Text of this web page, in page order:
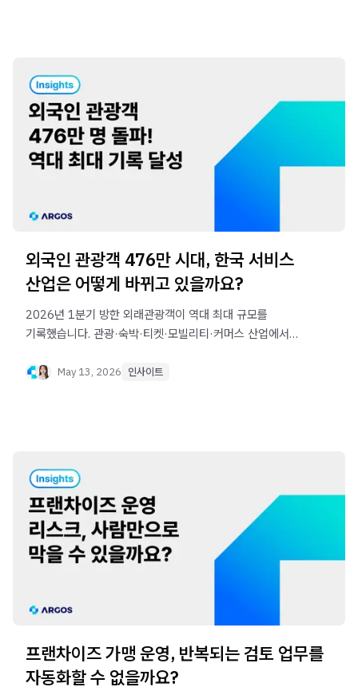
외국인 관광객 476만 시대, 한국 서비스
산업은 어떻게 바뀌고 있을까요?
2026년 1분기 방한 외래관광객이 역대 최대 규모를
기록했습니다. 관광·숙박·티켓·모빌리티·커머스 산업에서는
변화하고 있습니다.
May 13, 2026 인사이트
프랜차이즈 가맹 운영, 반복되는 검토 업무를
자동화할 수 없을까요?